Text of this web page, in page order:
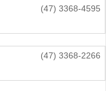
(47) 3368-4595
(47) 3368-2266